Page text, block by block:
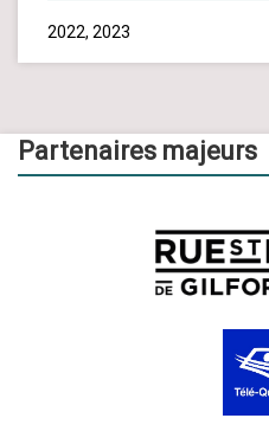
2022, 2023
Partenaires majeurs